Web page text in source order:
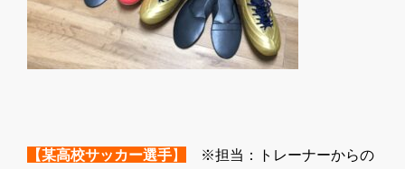
【某高校サッカー選手】
※担当：トレーナーからの